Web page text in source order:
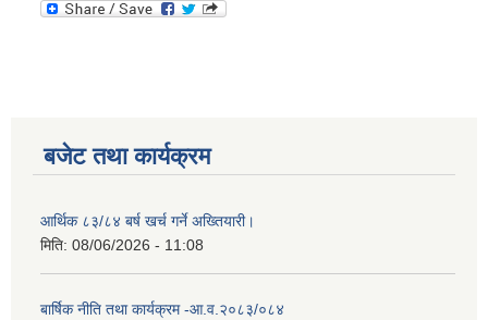
बजेट तथा कार्यक्रम
आर्थिक ८३/८४ बर्ष खर्च गर्ने अख्तियारी।
मिति: 08/06/2026 - 11:08
बार्षिक नीति तथा कार्यक्रम -आ.व.२०८३/०८४